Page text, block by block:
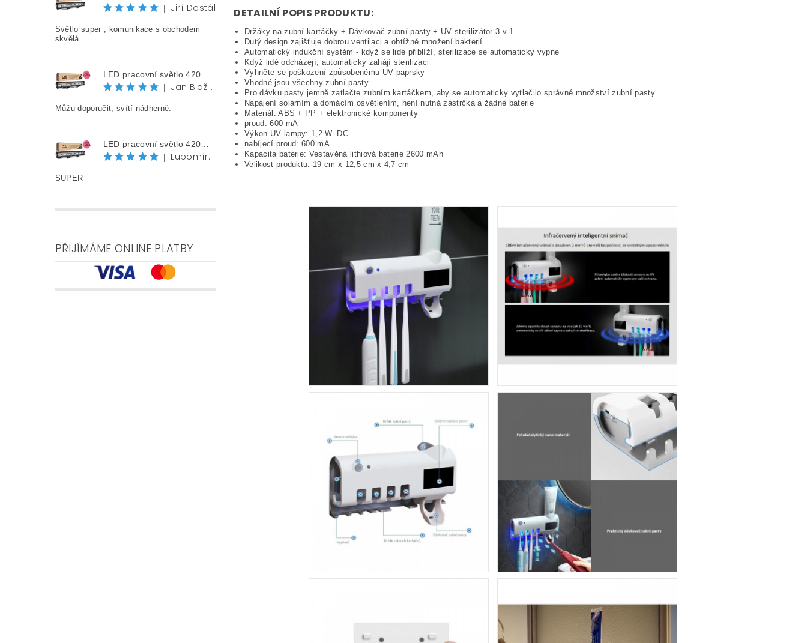
|
Jiří Dostál
Světlo super , komunikace s obchodem
skvělá.
|
Jan Blažek
Můžu doporučit, svítí nádherně.
|
Lubomír Jurák
SUPER
PŘIJÍMÁME ONLINE PLATBY
DETAILNÍ POPIS PRODUKTU:
Držáky na zubní kartáčky + Dávkovač zubní pasty + UV sterilizátor 3 v 1
Dutý design zajišťuje dobrou ventilaci a obtížné množení bakterií
Automatický indukční systém - když se lidé přiblíží, sterilizace se automaticky vypne
Když lidé odcházejí, automaticky zahájí sterilizaci
Vyhněte se poškození způsobenému UV paprsky
Vhodné jsou všechny zubní pasty
Pro dávku pasty jemně zatlačte zubním kartáčkem, aby se automaticky vytlačilo správné množství zubní pasty
Napájení solárním a domácím osvětlením, není nutná zástrčka a žádné baterie
Materiál: ABS + PP + elektronické komponenty
proud: 600 mA
Výkon UV lampy: 1,2 W. DC
nabíjecí proud: 600 mA
Kapacita baterie: Vestavěná lithiová baterie 2600 mAh
Velikost produktu: 19 cm x 12,5 cm x 4,7 cm